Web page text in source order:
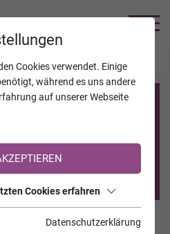
TrauerHilfe.it
TrauerHilfe.it registriert?
Registrierung <<
Cookies verwendet. Einige
während es uns andere
auf unserer Webseite
Cookies erfahren
Datenschutzerklärung
VERSTORBENE